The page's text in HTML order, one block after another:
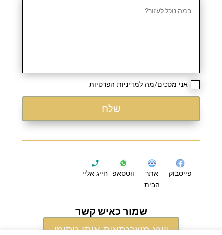
אני מסכים/מה למדיניות הפרטיות
שלח
פייסבוק
אתר
הבית
ווטסאפ חייג אליי
שמור כאיש קשר
יועץ משכנתאות איתי ניסימי